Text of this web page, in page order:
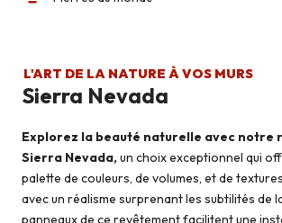
L'ART DE LA NATURE À VOS MURS
Sierra Nevada
Explorez la beauté naturelle avec notre
Sierra Nevada,un choix exceptionnel qui
palette de couleurs, de volumes, et de
avec un réalisme surprenant les subtilités de
panneaux de ce revêtement facilitent une